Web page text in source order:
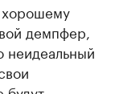
хорошему
демпфер,